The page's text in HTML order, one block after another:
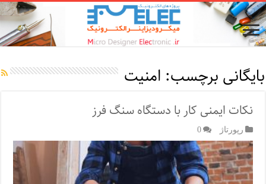
بایگانی برچسب: امنیت
نکات ایمنی کار با دستگاه سنگ فرز
رپورتاژ‌ 0